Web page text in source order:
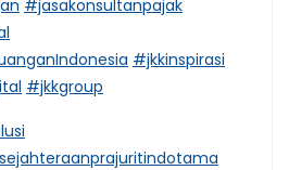
#jasakonsultanpajak
#jkkinspirasi
#jkkgroup